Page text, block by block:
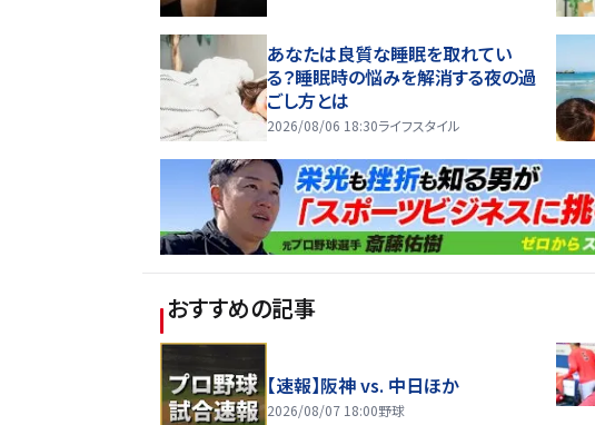
あなたは良質な睡眠を取れてい
る？睡眠時の悩みを解消する夜の過
ごし方とは
2026/08/06 18:30ライフスタイル
おすすめの記事
【速報】阪神 vs. 中日ほか
2026/08/07 18:00野球